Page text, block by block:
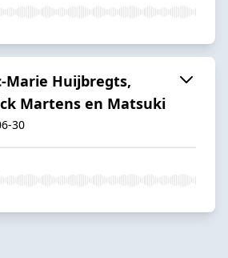
Marie Huijbregts,
Martens en Matsuki
30